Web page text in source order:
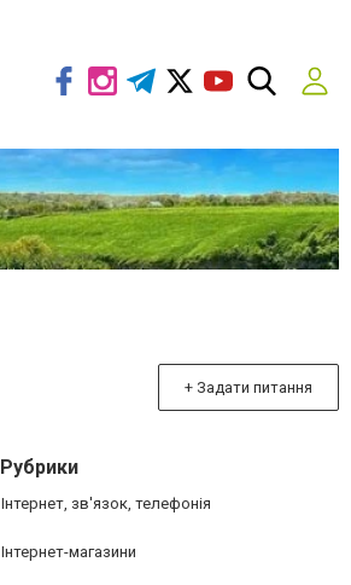
+ Задати питання
Рубрики
Інтернет, зв'язок, телефонія
Інтернет-магазини